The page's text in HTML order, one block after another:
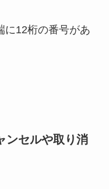
に12桁の番号があ
ンセルや取り消